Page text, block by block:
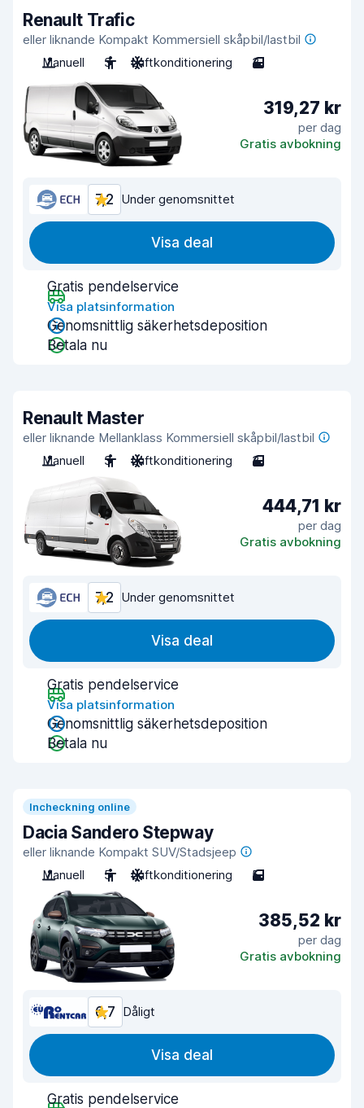
Renault Trafic
eller liknande Kompakt Kommersiell skåpbil/lastbil
Manuell
3 Luftkonditionering 3
319,27 kr
per dag
Gratis avbokning
7,2 Under genomsnittet
Visa deal
Gratis pendelservice
Visa platsinformation
Genomsnittlig säkerhetsdeposition
Betala nu
Renault Master
eller liknande Mellanklass Kommersiell skåpbil/lastbil
Manuell
3 Luftkonditionering 3
444,71 kr
per dag
Gratis avbokning
7,2 Under genomsnittet
Visa deal
Gratis pendelservice
Visa platsinformation
Genomsnittlig säkerhetsdeposition
Betala nu
Incheckning online
Dacia Sandero Stepway
eller liknande Kompakt SUV/Stadsjeep
Manuell
5 Luftkonditionering 5
385,52 kr
per dag
Gratis avbokning
6,7 Dåligt
Visa deal
Gratis pendelservice